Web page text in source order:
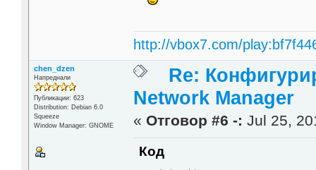
http://vbox7.com/
chen_dzen
Напреднали
Публикации: 623
Distribution: Debian 6.0
Squeeze
Window Manager: GNOME
Re:
Network Manager
« Отговор #6 -: Jul 25,
Код